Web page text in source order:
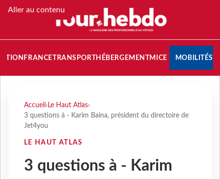
Aller au contenu
FRANCETRANSPORT HÉBERGEMENTMICE MOBILITÉS
Accueil › Le Haut Atlas›
3 questions à - Karim Baina, président du directoire de
Jet4you
LE HAUT ATLAS
3 questions à - Karim